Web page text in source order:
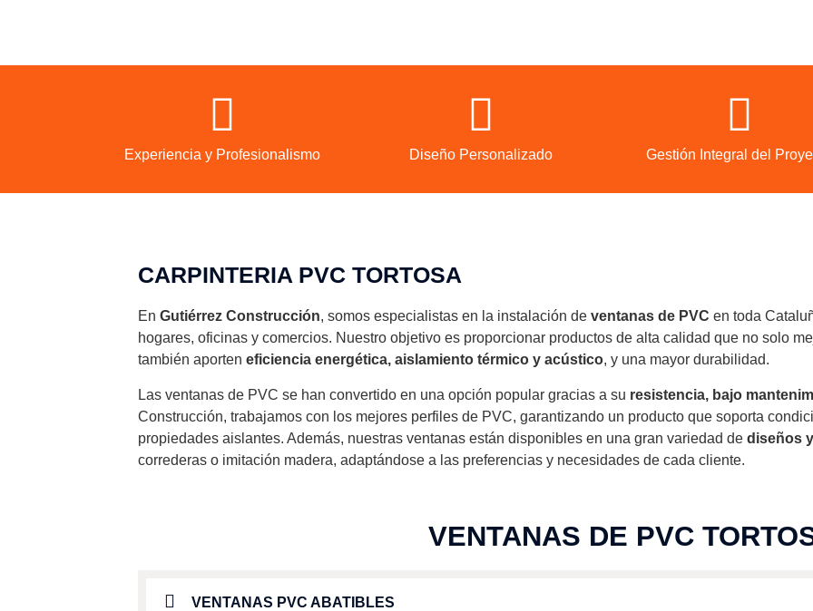
Experiencia y Profesionalismo Diseño Personalizado Gestión Integral del
CARPINTERIA PVC TORTOSA
En Gutiérrez Construcción, somos especialistas en la instalación de ventanas de PVC en toda
hogares, oficinas y comercios. Nuestro objetivo es proporcionar productos de alta calidad que no solo
también aporten eficiencia energética, aislamiento térmico y acústico, y una mayor durabilidad.
Las ventanas de PVC se han convertido en una opción popular gracias a su resistencia, bajo
Construcción, trabajamos con los mejores perfiles de PVC, garantizando un producto que soporta
propiedades aislantes. Además, nuestras ventanas están disponibles en una gran variedad de diseños
correderas o imitación madera, adaptándose a las preferencias y necesidades de cada cliente.
VENTANAS DE PVC
VENTANAS PVC ABATIBLES